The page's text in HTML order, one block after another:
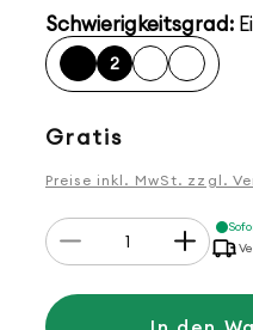
Schwierigkeitsgrad:
2
Normaler
Preis
Gratis
Preise inkl. MwSt. zzgl.
Anzahl
Verringere
die
für
Erhöhe
die
Anleitung